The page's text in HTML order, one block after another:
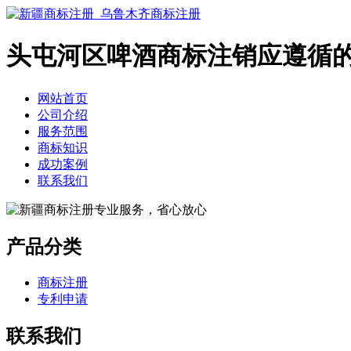
头屯河区啤酒商标注销应遵循
网站首页
公司介绍
服务范围
商标知识
成功案例
联系我们
产品分类
商标注册
专利申请
联系我们